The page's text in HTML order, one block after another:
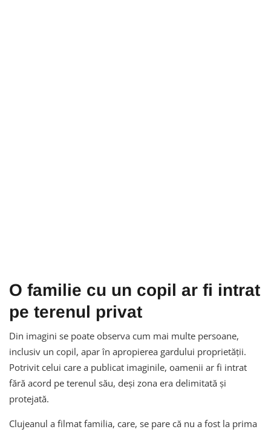
O familie cu un copil ar fi intrat
pe terenul privat
Din imagini se poate observa cum mai multe persoane,
inclusiv un copil, apar în apropierea gardului proprietății.
Potrivit celui care a publicat imaginile, oamenii ar fi intrat
fără acord pe terenul său, deși zona era delimitată și
protejată.
Clujeanul a filmat familia, care, se pare că nu a fost la prima